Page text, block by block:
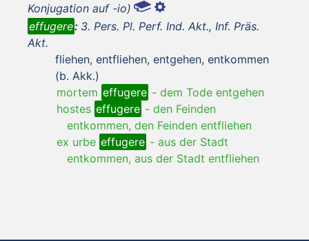
Konjugation auf -io)
effugere: 3. Pers. Pl. Perf. Ind. Akt., Inf. Präs.
Akt.
fliehen, entfliehen, entgehen, entkommen
(b. Akk.)
mortem effugere - dem Tode entgehen
hostes effugere - den Feinden
entkommen, den Feinden entfliehen
ex urbe effugere - aus der Stadt
entkommen, aus der Stadt entfliehen